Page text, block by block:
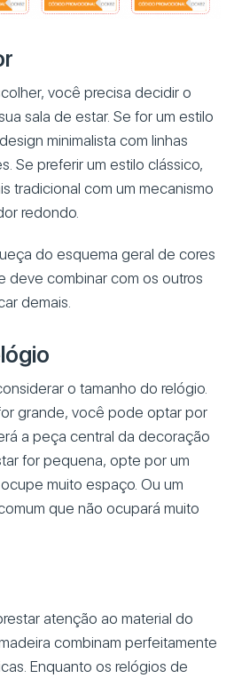
você precisa decidir o
sala de estar. Se for um estilo
minimalista com linhas
Se preferir um estilo clássico,
tradicional com um mecanismo
redondo.
do esquema geral de cores
deve combinar com os outros
demais.
o tamanho do relógio.
grande, você pode optar por
a peça central da decoração
for pequena, opte por um
muito espaço. Ou um
que não ocupará muito
atenção ao material do
combinam perfeitamente
Enquanto os relógios de